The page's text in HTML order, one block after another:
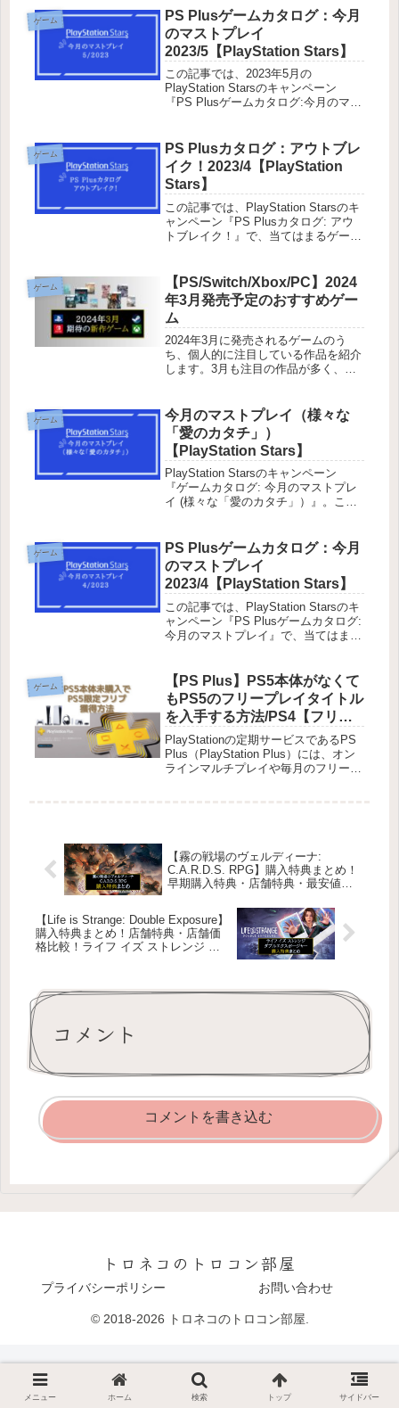
ゲーム
PS Plusゲームカタログ：今月
のマストプレイ
2023/5【PlayStation Stars】
この記事では、2023年5月の
PlayStation Starsのキャンペーン
『PS Plusゲームカタログ:今月のマス
ゲームの内１つだけ起動するとキャン
ペーンクリアです。...
ゲーム
PS Plusカタログ：アウトブレ
イク！2023/4【PlayStation
Stars】
この記事では、PlayStation Starsのキ
ャンペーン『PS Plusカタログ: アウ
トブレイク！』で、当てはまるゲーム
ンペーンクリアです。PS Plusカタロ
グ:...
ゲーム
【PS/Switch/Xbox/PC】2024
年3月発売予定のおすすめゲー
ム
2024年3月に発売されるゲームのう
ち、個人的に注目している作品を紹介
します。3月も注目の作品が多く、注
ゴンズドグマ2』と『Rise of the
Ronin』どっち先に遊...
ゲーム
今月のマストプレイ（様々な
「愛のカタチ」）
【PlayStation Stars】
PlayStation Starsのキャンペーン
『ゲームカタログ: 今月のマストプレ
イ (様々な「愛のカタチ」）』。この
ムをすべて起動するとキャンペーンク
リアです。ゲームを購入する必要な
し。現在は不具合が解消して達成でき
るようになりました。
ゲーム
PS Plusゲームカタログ：今月
のマストプレイ
2023/4【PlayStation Stars】
この記事では、PlayStation Starsのキ
ャンペーン『PS Plusゲームカタログ:
今月のマストプレイ』で、当てはまる
るとキャンペーンクリアです。ゲーム
カタログ:...
ゲーム
【PS Plus】PS5本体がなくて
もPS5のフリープレイタイトル
を入手する方法/PS4【フリ
プ】
PlayStationの定期サービスであるPS
Plus（PlayStation Plus）には、オン
ラインマルチプレイや毎月のフリープ
【霧の戦場のヴェルディーナ:
C.A.R.D.S. RPG】購入特典まとめ！
早期購入特典・店舗特典・最安値価
【Life is Strange: Double Exposure】
購入特典まとめ！店舗特典・店舗価
格比較！ライフ イズ ストレンジ ダ
コメント
コメントを書き込む
トロネコのトロコン部屋
プライバシーポリシー お問い合わせ
© 2018-2026 トロネコのトロコン部屋.
メニュー ホーム 検索 トップ サイドバー